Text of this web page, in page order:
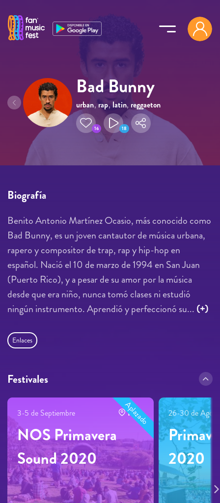
Bad Bunny
urban, rap,latin, reggaeton
,trap
16 18
Biografía
Benito Antonio Martínez Ocasio, más conocido como
Bad Bunny, es un joven cantautor de música urbana,
rapero y compositor de trap, rap y hip-hop en
español. Nació el 10 de marzo de 1994 en San Juan
(Puerto Rico), y a pesar de su amor por la música
desde que era niño, nunca tomó clases ni estudió
ningún instrumento. Aprendió y perfeccionó su... (+)
Enlaces
Festivales
Aplazado
3-5 de Septiembre Porto
NOS Primavera
Sound 2020
26-30 de
2020